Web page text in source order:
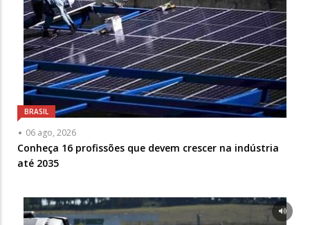
BRASIL
06 ago, 2026
Conheça 16 profissões que devem crescer na indústria
até 2035